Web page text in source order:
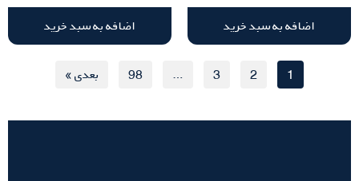
اضافه به سبد خرید
اضافه به سبد خرید
1
2
3
…
98 بعدی »